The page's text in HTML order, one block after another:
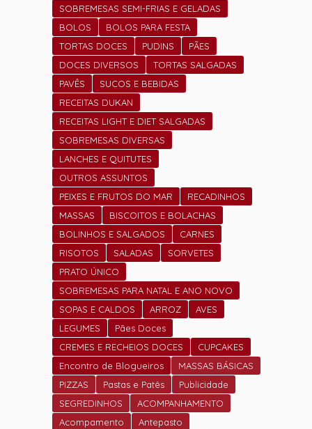
SOBREMESAS SEMI-FRIAS E GELADAS
BOLOS
BOLOS PARA FESTA
TORTAS DOCES
PUDINS
PÃES
DOCES DIVERSOS
TORTAS SALGADAS
PAVÊS
SUCOS E BEBIDAS
RECEITAS DUKAN
RECEITAS LIGHT E DIET SALGADAS
SOBREMESAS DIVERSAS
LANCHES E QUITUTES
OUTROS ASSUNTOS
PEIXES E FRUTOS DO MAR
RECADINHOS
MASSAS
BISCOITOS E BOLACHAS
BOLINHOS E SALGADOS
CARNES
RISOTOS
SALADAS
SORVETES
PRATO ÚNICO
SOBREMESAS PARA NATAL E ANO NOVO
SOPAS E CALDOS
ARROZ
AVES
LEGUMES
Pães Doces
CREMES E RECHEIOS DOCES
CUPCAKES
Encontro de Blogueiros
MASSAS BÁSICAS
PIZZAS
Pastas e Patês
Publicidade
SEGREDINHOS
ACOMPANHAMENTO
Acompamento
Antepasto